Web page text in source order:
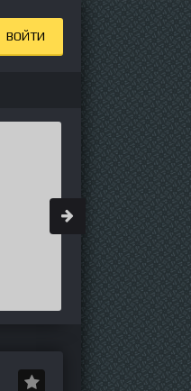
ВОЙТИ